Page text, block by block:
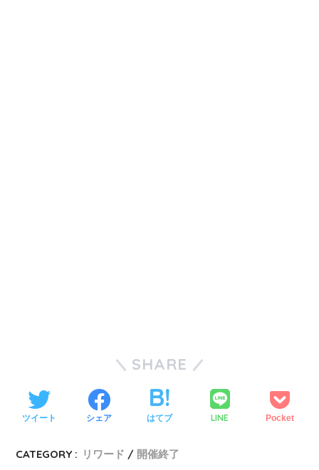
SHARE
ツイート シェア はてブ LINE Pocket
CATEGORY : リワード
開催終了